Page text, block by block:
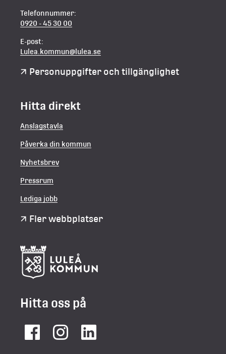
Telefonnummer:
0920 - 45 30 00
E-post:
Lulea.kommun@lulea.se
Personuppgifter och tillgänglighet
Hitta direkt
Anslagstavla
Påverka din kommun
Nyhetsbrev
Pressrum
Lediga jobb
Fler webbplatser
Hitta oss på
FacebookInstagramLinkedIn